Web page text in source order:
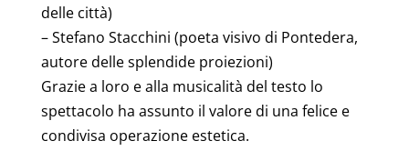
delle città)
– Stefano Stacchini (poeta visivo di Pontedera,
autore delle splendide proiezioni)
Grazie a loro e alla musicalità del testo lo
spettacolo ha assunto il valore di una felice e
condivisa operazione estetica.